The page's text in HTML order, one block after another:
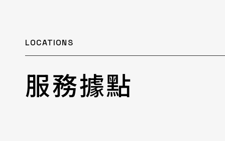
LOCATIONS
服務據點